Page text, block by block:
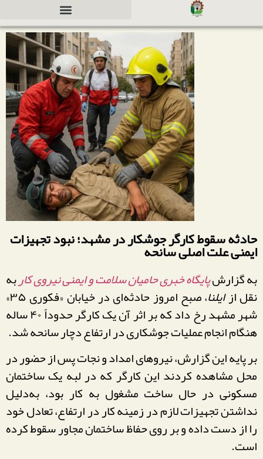
حادثه سقوط کارگر جوشکار در مشهد؛ نبود تجهیزات
ایمنی علت اصلی سانحه
به گزارشپایگاه خبری حامیان سلامت و ایمنی نیروی کاربه
نقل ازایلنا ، صبح امروز حادثه‌ای در خیابان «فکوری ۳۵»
شهر مشهد رخ داد که بر اثر آن یک کارگر حدوداً ۴۰ ساله
هنگام انجام عملیات جوشکاری در ارتفاع دچار سانحه شد.
بر پایه این گزارش، نیروهای امداد و نجات پس از حضور در
محل مشاهده کردند این کارگر که در لبه یک ساختمان
مسکونی در حال ساخت مشغول به کار بود، به‌دلیل
نداشتن تجهیزات لازم در زمینه کار در ارتفاع، تعادل خود
را از دست داده و بر روی حفاظ ساختمان مجاور سقوط کرده
است.